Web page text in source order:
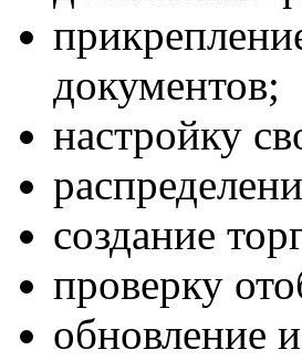
документов;
настройку
создание
проверку
обновление